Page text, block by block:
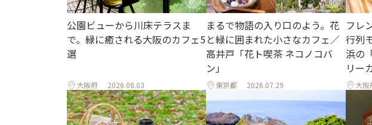
公園ビューから川床テラスま
で。緑に癒される大阪のカフェ5
選
大阪府 2026.08.03
まるで物語の入り口のよう。花
と緑に囲まれた小さなカフェ／
高井戸「花ト喫茶 ネコノコバ
ン」
東京都 2026.07.29
フレ
行列
浜の
リー
大阪